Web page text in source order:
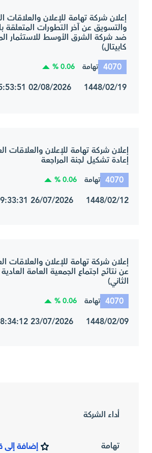
إعلان شركة تهامة للإعلان والعلاقات
والتسويق عن آخر التطورات المتعلقة
ضد شركة الشرق الأوسط للاستثمار
كابيتال)
4070 تهامة 0.06 %
1448/02/19 02/08/2026 15:53:51
إعلان شركة تهامة للإعلان والعلاقات
إعادة تشكيل لجنة المراجعة
4070 تهامة 0.06 %
1448/02/12 26/07/2026 09:33:31
إعلان شركة تهامة للإعلان والعلاقات
عن نتائج اجتماع الجمعية العامة
الثاني)
4070 تهامة 0.06 %
1448/02/09 23/07/2026 08:34:12
أداء الشركة
تهامة إضافة إلى